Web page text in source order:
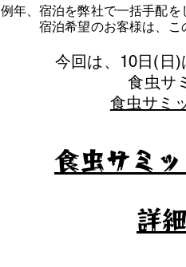
例年、宿泊を弊社で一括手配
宿泊希望のお客様は、
今回は、10日(日
食虫サ
食虫サミ
食虫サミ
詳